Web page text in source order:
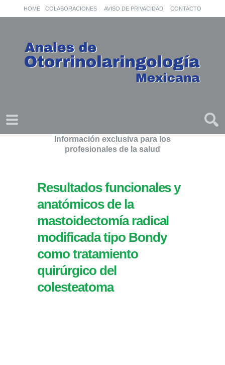
HOME COLABORACIONES AVISO DE PRIVACIDAD CONTACTO
Información exclusiva para los
profesionales de la salud
Resultados funcionales y
anatómicos de la
mastoidectomía radical
modificada tipo Bondy
como tratamiento
quirúrgico del
colesteatoma